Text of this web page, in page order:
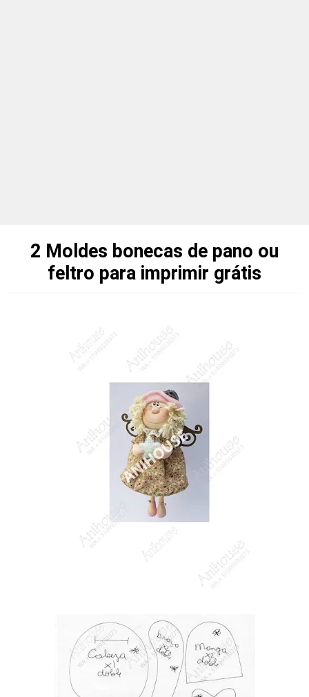
2 Moldes bonecas de pano ou
feltro para imprimir grátis